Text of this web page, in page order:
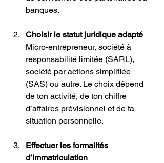
banques.
Choisir le statut juridique adapté
Micro-entrepreneur, société à
responsabilité limitée (SARL),
société par actions simplifiée
(SAS) ou autre. Le choix dépend
de ton activité, de ton chiffre
d’affaires prévisionnel et de ta
situation personnelle.
Effectuer les formalités
d’immatriculation